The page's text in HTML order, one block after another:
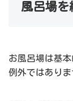
風呂場を
お風呂場は基
例外ではあり